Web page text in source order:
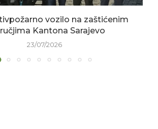
vozilo na zaštićenim
Kantona Sarajevo
23/07/2026